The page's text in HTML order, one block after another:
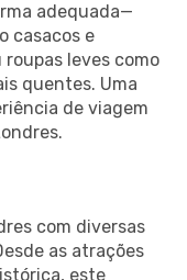
adequada—
casacos e
leves como
quentes. Uma
de viagem
com diversas
as atrações
este